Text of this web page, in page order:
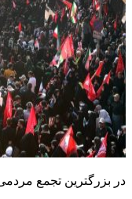
در بزرگترین تجمع مردمی